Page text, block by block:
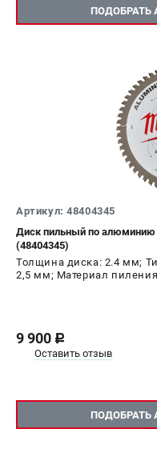
ПОДОБРАТЬ
Артикул: 48404345
Диск пильный по алюминию
(48404345)
Толщина диска: 2.4 мм;
2,5 мм; Материал
9 900 c
Оставить отзыв
ПОДОБРАТЬ